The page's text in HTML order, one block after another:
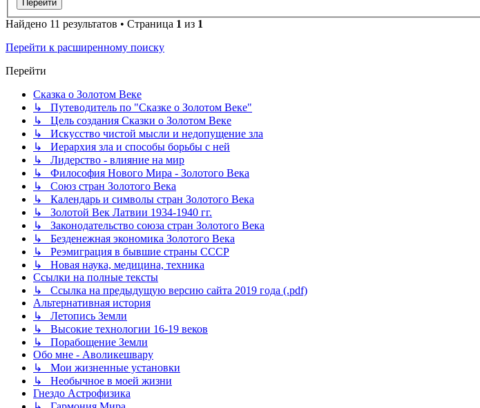
Найдено 11 результатов • Страница 1 из 1
Перейти к расширенному поиску
Перейти
Сказка о Золотом Веке
↳ Путеводитель по "Сказке о Золотом Веке"
↳ Цель создания Сказки о Золотом Веке
↳ Искусство чистой мысли и недопущение зла
↳ Иерархия зла и способы борьбы с ней
↳ Лидерство - влияние на мир
↳ Философия Нового Мира - Золотого Века
↳ Cоюз стран Золотого Века
↳ Календарь и символы стран Золотого Века
↳ Золотой Век Латвии 1934-1940 гг.
↳ Законодательство союза стран Золотого Века
↳ Безденежная экономика Золотого Века
↳ Реэмиграция в бывшие страны СССР
↳ Новая наука, медицина, техника
Ссылки на полные тексты
↳ Ссылка на предыдущую версию сайта 2019 года (.pdf)
Альтернативная история
↳ Летопись Земли
↳ Высокие технологии 16-19 веков
↳ Порабощение Земли
Обо мне - Аволикешвару
↳ Мои жизненные установки
↳ Необычное в моей жизни
Гнездо Астрофизика